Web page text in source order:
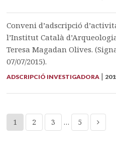
Conveni d’adscripció
l’Institut Català
Teresa Magadan Olives.
07/07/2015).
ADSCRIPCIÓ INVESTIGADORA |
1 2 3 … 5